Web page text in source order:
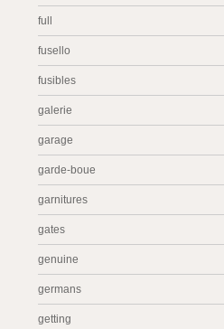
full
fusello
fusibles
galerie
garage
garde-boue
garnitures
gates
genuine
germans
getting